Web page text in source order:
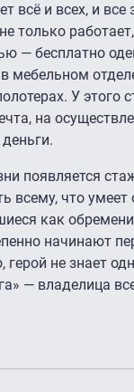
всё и всех, и
только
— бесплатно
мебельном
У этого
на
появляется
всему, что умеет
как
начинают
герой не знает
— владелица